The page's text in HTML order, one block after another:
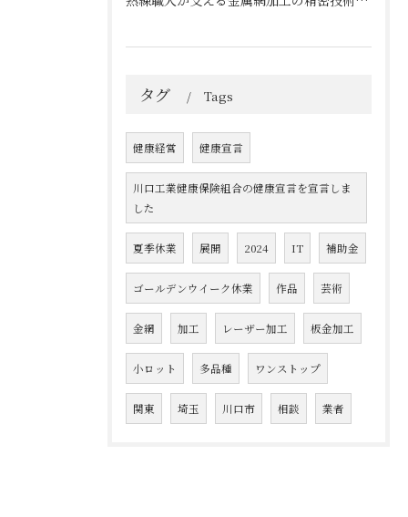
タグ Tags
健康経営 健康宣言
川口工業健康保険組合の健康宣言を宣言しま
した
夏季休業 展開 2024 IT 補助金
ゴールデンウイーク休業 作品 芸術
金網 加工 レーザー加工 板金加工
小ロット 多品種 ワンストップ
関東 埼玉 川口市 相談 業者